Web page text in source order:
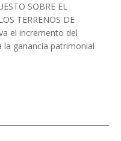
SOBRE EL
TERRENOS DE
el incremento del
ganancia patrimonial